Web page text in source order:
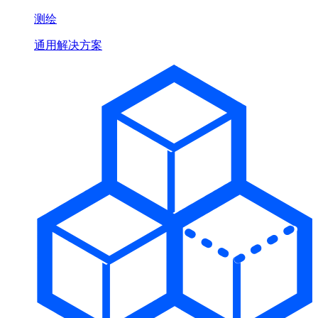
测绘
通用解决方案